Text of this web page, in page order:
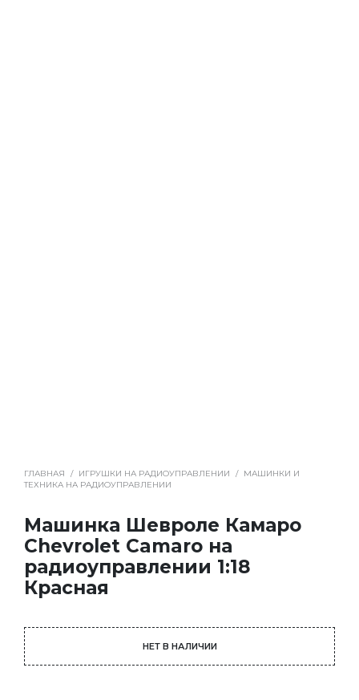
ГЛАВНАЯ / ИГРУШКИ НА РАДИОУПРАВЛЕНИИ /
МАШИНКИ И
ТЕХНИКА НА РАДИОУПРАВЛЕНИИ
Машинка Шевроле Камаро
Chevrolet Camaro на
радиоуправлении 1:18
Красная
НЕТ В НАЛИЧИИ